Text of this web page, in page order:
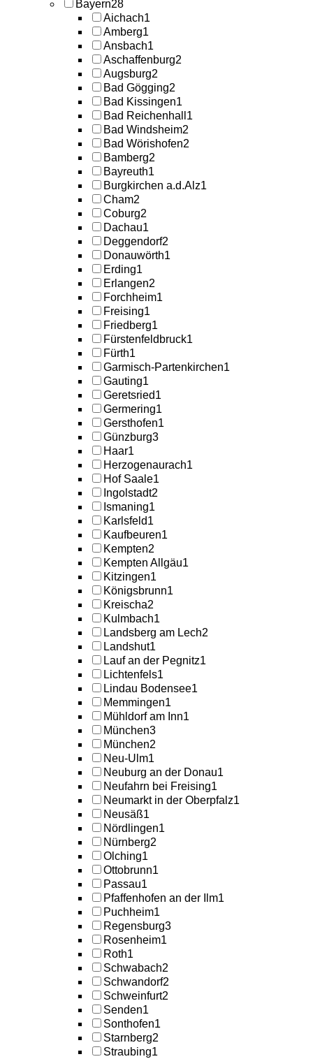
Bayern28
Aichach1
Amberg1
Ansbach1
Aschaffenburg2
Augsburg2
Bad Gögging2
Bad Kissingen1
Bad Reichenhall 1
Bad Windsheim2
Bad Wörishofen2
Bamberg2
Bayreuth1
Burgkirchen a.d.Alz1
Cham2
Coburg2
Dachau1
Deggendorf2
Donauwörth1
Erding1
Erlangen2
Forchheim1
Freising1
Friedberg1
Fürstenfeldbruck1
Fürth1
Garmisch-Partenkirchen1
Gauting1
Geretsried1
Germering1
Gersthofen1
Günzburg3
Haar1
Herzogenaurach1
Hof Saale1
Ingolstadt2
Ismaning1
Karlsfeld1
Kaufbeuren1
Kempten2
Kempten Allgäu1
Kitzingen1
Königsbrunn1
Kreischa2
Kulmbach1
Landsberg am Lech2
Landshut1
Lauf an der Pegnitz1
Lichtenfels1
Lindau Bodensee1
Memmingen1
Mühldorf am Inn1
München3
München2
Neu-Ulm1
Neuburg an der Donau1
Neufahrn bei Freising1
Neumarkt in der Oberpfalz1
Neusäß1
Nördlingen1
Nürnberg2
Olching1
Ottobrunn1
Passau1
Pfaffenhofen an der Ilm1
Puchheim1
Regensburg3
Rosenheim1
Roth1
Schwabach2
Schwandorf2
Schweinfurt2
Senden1
Sonthofen1
Starnberg2
Straubing1